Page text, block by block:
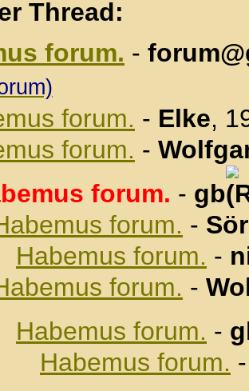
Thread:
forum. -
forum. - Elke,
forum. -
forum. - gb
forum. -
Habemus forum. -
forum. -
Habemus forum. -
Habemus forum.